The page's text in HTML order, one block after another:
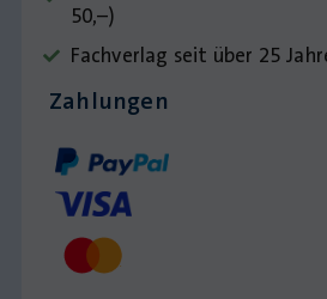
50,–)
Fachverlag seit über 25
Zahlungen